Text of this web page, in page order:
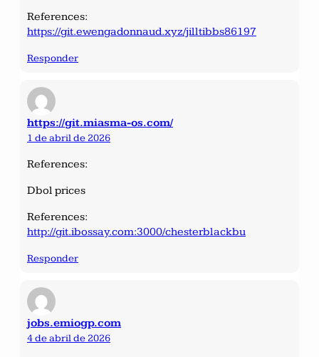
References:
https://git.ewengadonnaud.xyz/jilltibbs86197
Responder
https://git.miasma-os.com/
1 de abril de 2026
References:
Dbol prices
References:
http://git.ibossay.com:3000/chesterblackbu
Responder
jobs.emiogp.com
4 de abril de 2026